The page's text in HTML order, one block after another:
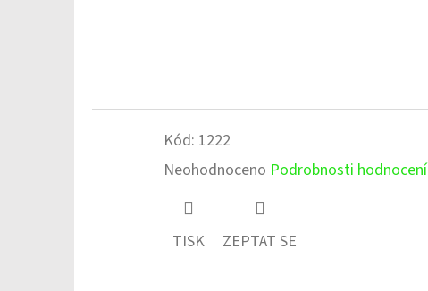
Kód: 1222
Průměrné
hodnocení
Neohodnoceno Podrobnosti hodnocení
TISK ZEPTAT SE